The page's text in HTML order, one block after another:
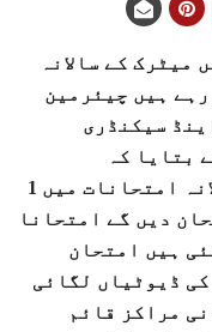
میٹرک کے سالانہ
ہیں چیئرمین
سیکنڈری
بتایا کہ
بلوچستان بھر میں میٹرک کے سالانہ امتحانات میں 1
دیں گے امتحانا
ہیں امتحان
اساتذہ کی ڈیوٹیاں لگائی
امتحانی مراکز قائم